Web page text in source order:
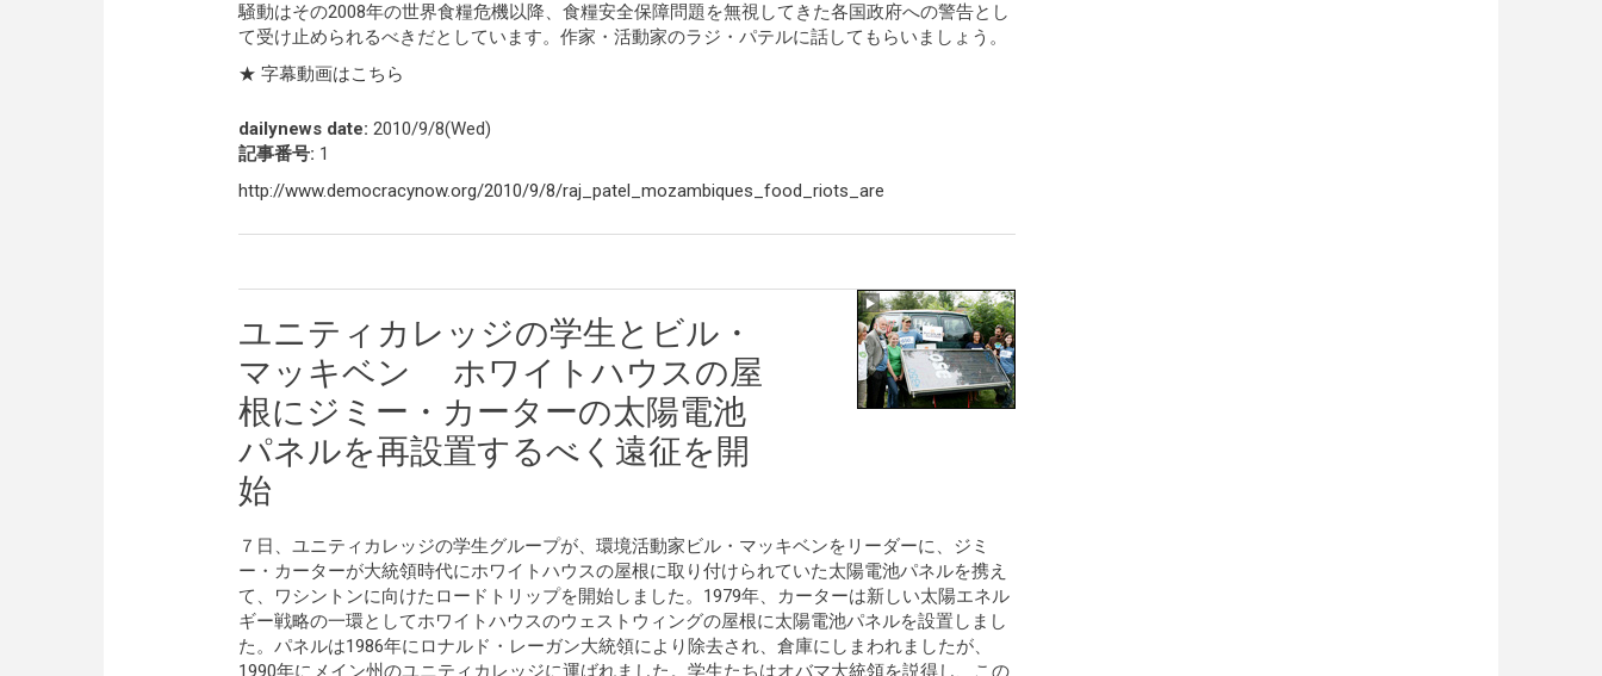
騒動はその2008年の世界食糧危機以降、食糧安全保障問題を無視してきた各国政府への警告とし
て受け止められるべきだとしています。作家・活動家のラジ・パテルに話してもらいましょう。
★ 字幕動画はこちら
dailynews date: 2010/9/8(Wed)
記事番号: 1
http://www.democracynow.org/2010/9/8/raj_patel_mozambiques_food_riots_are
ユニティカレッジの学生とビル・
マッキベン ホワイトハウスの屋
根にジミー・カーターの太陽電池
パネルを再設置するべく遠征を開
始
７日、ユニティカレッジの学生グループが、環境活動家ビル・マッキベンをリーダーに、ジミ
ー・カーターが大統領時代にホワイトハウスの屋根に取り付けられていた太陽電池パネルを携え
て、ワシントンに向けたロードトリップを開始しました。1979年、カーターは新しい太陽エネル
ギー戦略の一環としてホワイトハウスのウェストウィングの屋根に太陽電池パネルを設置しまし
た。パネルは1986年にロナルド・レーガン大統領により除去され、倉庫にしまわれましたが、
1990年にメイン州のユニティカレッジに運ばれました。学生たちはオバマ大統領を説得し、この